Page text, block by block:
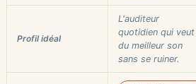
Profil idéal
L'auditeur
quotidien qui veut
du meilleur son
sans se ruiner.